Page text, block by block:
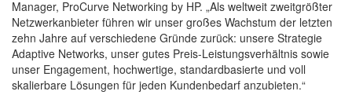
Manager, ProCurve Networking by HP. „Als weltweit zweitgrößter
Netzwerkanbieter führen wir unser großes Wachstum der letzten
zehn Jahre auf verschiedene Gründe zurück: unsere Strategie
Adaptive Networks, unser gutes Preis-Leistungsverhältnis sowie
unser Engagement, hochwertige, standardbasierte und voll
skalierbare Lösungen für jeden Kundenbedarf anzubieten.“